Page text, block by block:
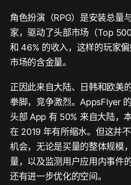
角色扮演（RPG）是安装总量
家，驱动了头部市场（Top
和 46% 的收入，这样的玩家
市场的含金量。
正因此来自大陆、日韩和欧美
拳脚，竞争激烈。AppsFlyer
头部 App 有 50% 来自大陆，
在 2019 年有所缩水。但这并
机会，无论是买量的整体规模
量，以及监测用户应用内事件
还有进一步优化的空间。